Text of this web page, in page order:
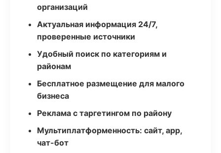
организаций
Актуальная информация 24/7,
проверенные источники
Удобный поиск по категориям и
районам
Бесплатное размещение для малого
бизнеса
Реклама с таргетингом по району
Мультиплатформенность: сайт, app,
чат-бот